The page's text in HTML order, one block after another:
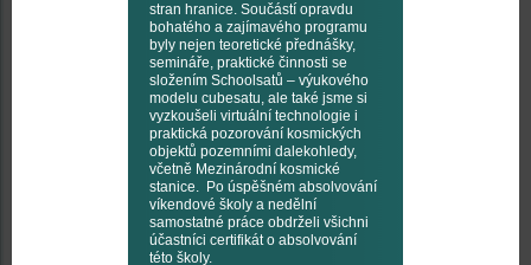
stran hranice. Součástí opravdu
bohatého a zajímavého programu
byly nejen teoretické přednášky,
semináře, praktické činnosti se
složením Schoolsatů – výukového
modelu cubesatu, ale také jsme si
vyzkoušeli virtuální technologie i
praktická pozorování kosmických
objektů pozemními dalekohledy,
včetně Mezinárodní kosmické
stanice. Po úspěšném absolvování
víkendové školy a nedělní
samostatné práce obdrželi všichni
účastníci certifikát o absolvování
této školy.